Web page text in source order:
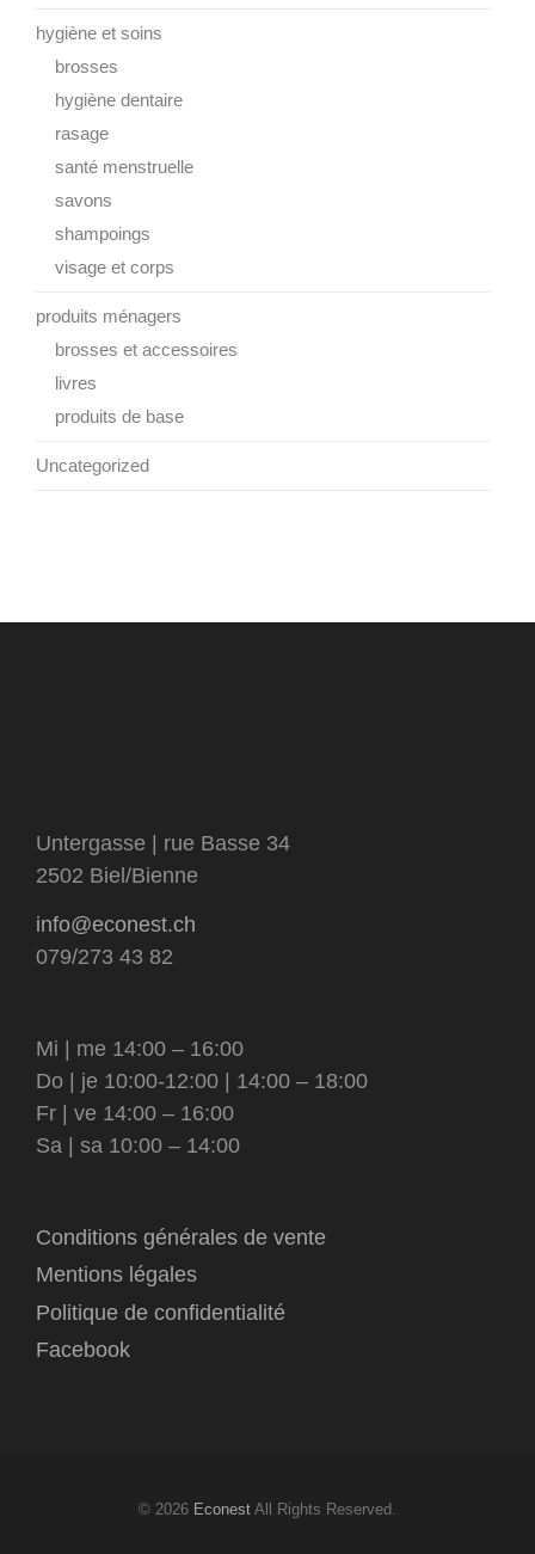
hygiène et soins
brosses
hygiène dentaire
rasage
santé menstruelle
savons
shampoings
visage et corps
produits ménagers
brosses et accessoires
livres
produits de base
Uncategorized
Untergasse | rue Basse 34
2502 Biel/Bienne
info@econest.ch
079/273 43 82
Mi | me 14:00 – 16:00
Do | je 10:00-12:00 | 14:00 – 18:00
Fr | ve 14:00 – 16:00
Sa | sa 10:00 – 14:00
Conditions générales de vente
Mentions légales
Politique de confidentialité
Facebook
© 2026 Econest All Rights Reserved.